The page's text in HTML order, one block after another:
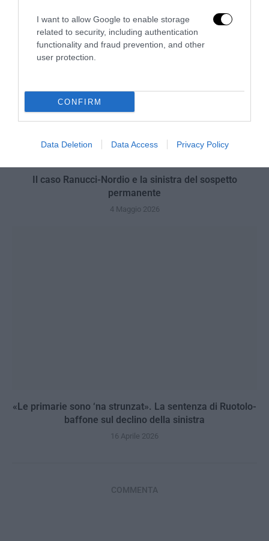
I want to allow Google to enable storage
related to security, including authentication
functionality and fraud prevention, and other
user protection.
CONFIRM
Data Deletion Data Access Privacy Policy
Il caso Ranucci-Nordio e la sinistra del sospetto
permanente
4 Maggio 2026
«Le primarie sono ‘na strunzat». La sentenza di Ruotolo-
baffone sul declino della sinistra
16 Aprile 2026
COMMENTA